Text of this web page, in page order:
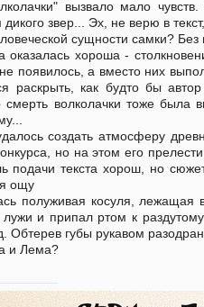
вызвало мало
дикого звер... Эх, не верю в
сущности самки? Без
оказалась хороша -
появилось, а вместо них
раскрыть, как будто бы
волколачки тоже была
создать атмосферу
но на этом его
подачи текста хорош, но
ощу
полуживая косуля, лежащая
лужи и припал ртом к
Обтерев губы рукавом
и Лема?